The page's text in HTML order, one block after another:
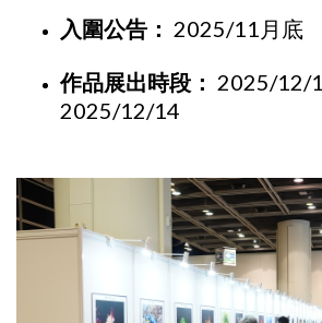
入圍公告： 2025/11月底
作品展出時段 ： 2025/12/
2025/12/14